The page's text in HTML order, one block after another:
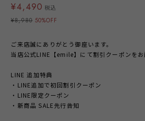
¥4,490 税込
¥8,980 50%OFF
ご来店誠にありがとう御座います。
当店公式LINE【emile】にて割引クーポンをお
LINE 追加特典
・LINE追加で初回割引クーポン
・LINE限定クーポン
・新商品 SALE先行告知